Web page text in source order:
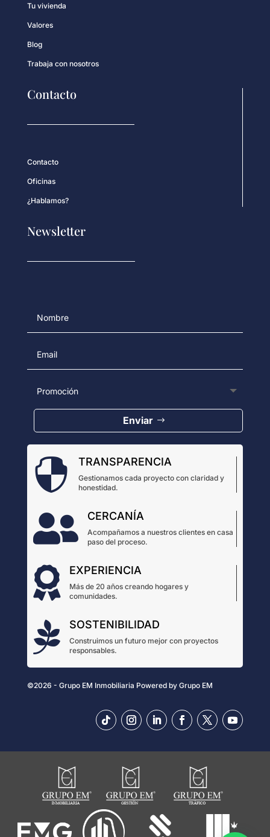
Tu vivienda
Valores
Blog
Trabaja con nosotros
Contacto
Contacto
Oficinas
¿Hablamos?
Newsletter
Enviar
 TRANSPARENCIA
Gestionamos cada proyecto con claridad y
honestidad.
 CERCANÍA
Acompañamos a nuestros clientes en casa
paso del proceso.
 EXPERIENCIA
Más de 20 años creando hogares y
comunidades.
 SOSTENIBILIDAD
Construimos un futuro mejor con proyectos
responsables.
©2026 - Grupo EM Inmobiliaria Powered by Grupo EM